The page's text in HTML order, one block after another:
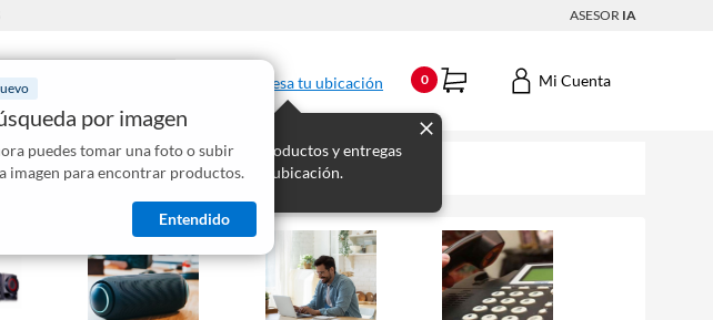
ASESOR IA
por imagen
puedes tomar una foto o subir
imagen para encontrar productos.
Entendido
Ingresa tu ubicación
Mostraremos los productos y entregas
disponibles para tu ubicación.
0 Mi Cuenta